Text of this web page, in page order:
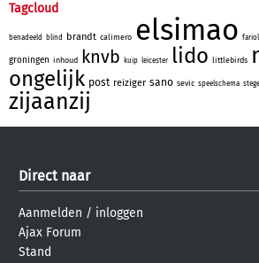
Tagcloud
benadeeld blind brandt calimero elsimao
groningen inhoud knvb kuip leicester lido littlebirds
ongelijk post reiziger sano sevic speelschema
zijaanzij
Direct naar
Aanmelden / inloggen
Ajax Forum
Stand